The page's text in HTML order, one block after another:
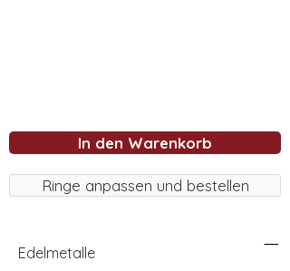
In den Warenkorb
Ringe anpassen und bestellen
Edelmetalle